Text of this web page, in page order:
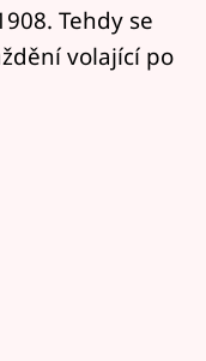
Tehdy se
volající po